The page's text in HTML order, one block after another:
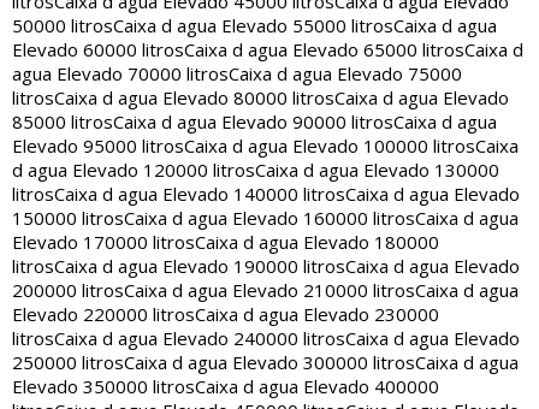
50000 litrosCaixa d agua Elevado 55000 litrosCaixa d agua
Elevado 60000 litrosCaixa d agua Elevado 65000 litrosCaixa d
agua Elevado 70000 litrosCaixa d agua Elevado 75000
litrosCaixa d agua Elevado 80000 litrosCaixa d agua Elevado
85000 litrosCaixa d agua Elevado 90000 litrosCaixa d agua
Elevado 95000 litrosCaixa d agua Elevado 100000 litrosCaixa
d agua Elevado 120000 litrosCaixa d agua Elevado 130000
litrosCaixa d agua Elevado 140000 litrosCaixa d agua Elevado
150000 litrosCaixa d agua Elevado 160000 litrosCaixa d agua
Elevado 170000 litrosCaixa d agua Elevado 180000
litrosCaixa d agua Elevado 190000 litrosCaixa d agua Elevado
200000 litrosCaixa d agua Elevado 210000 litrosCaixa d agua
Elevado 220000 litrosCaixa d agua Elevado 230000
litrosCaixa d agua Elevado 240000 litrosCaixa d agua Elevado
250000 litrosCaixa d agua Elevado 300000 litrosCaixa d agua
Elevado 350000 litrosCaixa d agua Elevado 400000